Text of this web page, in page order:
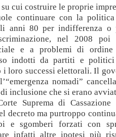
cui costruire le proprie
continuare con la
anni 80 per indifferenza o
nel 2008 poi
e a problemi di
indotti da partiti e
i loro successi elettorali. Il
nomadi”
inclusione che si erano
Suprema di Cassazione
decreto ma purtroppo
e sgomberi forzati con
infatti altre ipotesi più